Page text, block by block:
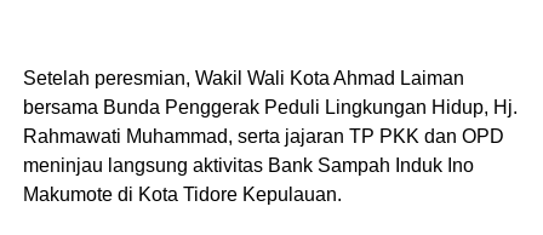
Setelah peresmian, Wakil Wali Kota Ahmad Laiman
bersama Bunda Penggerak Peduli Lingkungan Hidup, Hj.
Rahmawati Muhammad, serta jajaran TP PKK dan OPD
meninjau langsung aktivitas Bank Sampah Induk Ino
Makumote di Kota Tidore Kepulauan.